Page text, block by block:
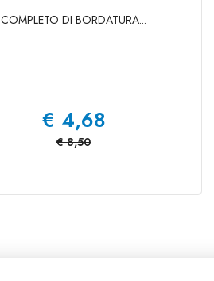
COMPLETO DI BORDATURA...
€ 4,68
€ 8,50